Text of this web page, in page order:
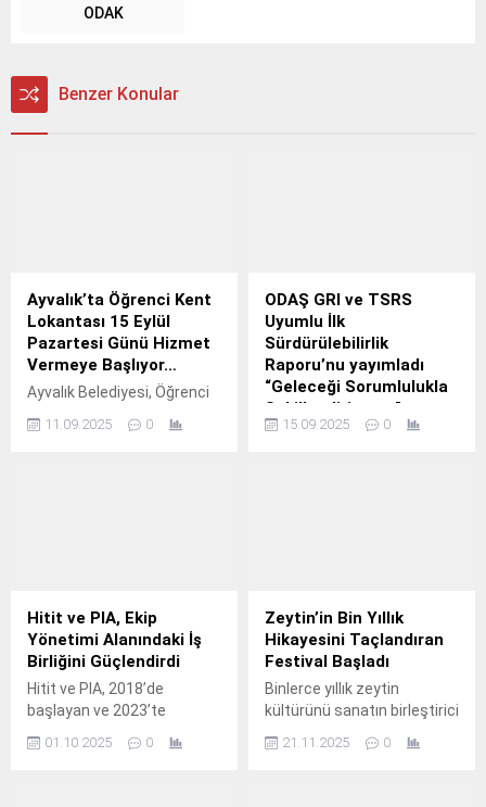
ODAK
Benzer Konular
Ayvalık’ta Öğrenci Kent
Lokantası 15 Eylül
Pazartesi Günü Hizmet
Vermeye Başlıyor…
Ayvalık Belediyesi, Öğrenci
yeni eğitim ve öğretim
11.09.2025 0
ODAŞ GRI ve TSRS
Uyumlu İlk
Sürdürülebilirlik
Raporu’nu yayımladı
“Geleceği Sorumlulukla
Şekillendiriyoruz”
ODAŞ, GRI ve TSRS uyumlu
15.09.2025 0
Hitit ve PIA, Ekip
Yönetimi Alanındaki İş
Birliğini Güçlendirdi
Hitit ve PIA, 2018’de
başlayan ve 2023’te
şimdi de Crane Crew (Ekip
01.10.2025 0
Zeytin’in Bin Yıllık
Hikayesini Taçlandıran
Festival Başladı
Binlerce yıllık zeytin
kültürünü sanatın birleştirici
21.11.2025 0